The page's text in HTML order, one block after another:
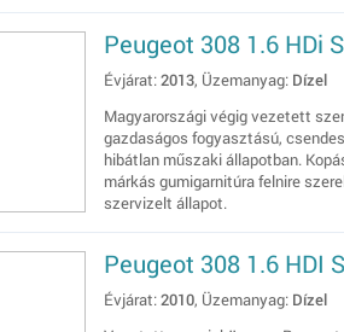
Peugeot 308 1.6 HDi
Évjárat:2013, Üzemanyag: Dízel
Magyarországi végig vezetett
gazdaságos fogyasztású,
hibátlan műszaki állapotban.
márkás gumigarnitúra felnire
szervizelt állapot.
Peugeot 308 1.6 HDI
Évjárat:2010, Üzemanyag: Dízel